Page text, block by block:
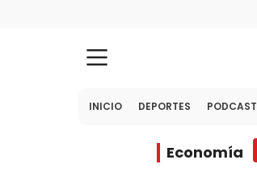
INICIO DEPORTES PODCAST
Economía